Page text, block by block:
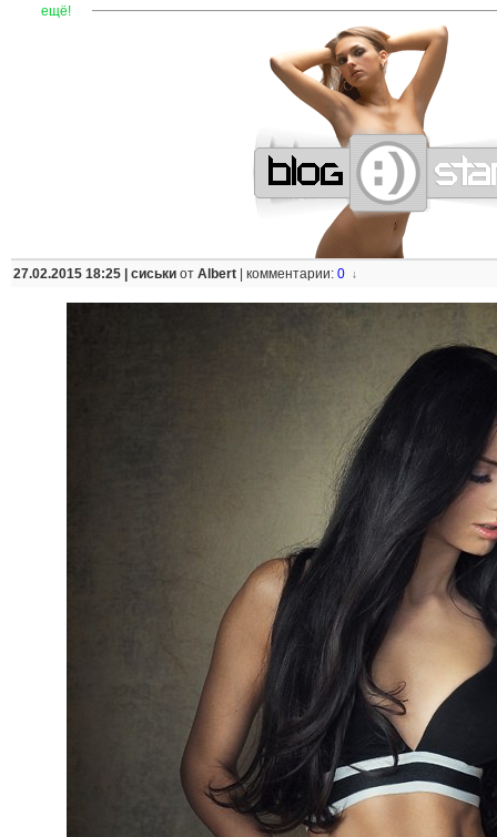
ещё! ——————————————————————
27.02.2015 18:25 | сиськи от Albert комментарии: 0 ↓